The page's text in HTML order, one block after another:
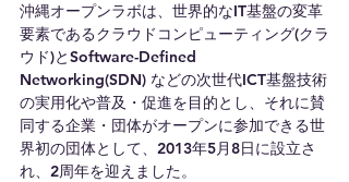
沖縄オープンラボは、世界的なIT基盤の変革
要素であるクラウドコンピューティング(クラ
ウド)とSoftware-Defined
Networking(SDN) などの次世代ICT基盤技術
の実用化や普及・促進を目的とし、それに賛
同する企業・団体がオープンに参加できる世
界初の団体として、2013年5月8日に設立さ
れ、2周年を迎えました。